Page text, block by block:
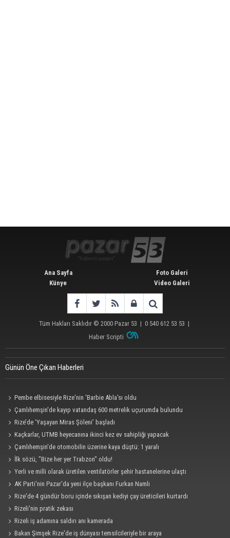
Ana Sayfa
Künye
Foto Galeri
Video Galeri
Tüm Hakları Saklıdır © 2000 Pazar 53 | 0 540 612 53 53 |
Haber Scripti
Günün Öne Çıkan Haberleri
Pembe elbisesiyle Rize'nin 'Barbie Abla'sı oldu
Çamlıhemşin'de kayıp vatandaş 600 metrelik uçurumda bulundu
Rize’de ‘Yaşayan Miras Şöleni’ başladı
Kaçkarlar, UTMB heyecanına ikinci kez ev sahipliği yapacak
Çamlıhemşin'de otomobilin üzerine kaya düştü: 1 yaralı
İlk sözü, "Bize her yer Trabzon" oldu!
Yerli ve milli olarak üretilen ventilatörler şehir hastanelerine ulaştı
AK Parti'nin Pazar'da yeni ilçe başkanı Furkan Namlı
Rize'de 4 gündür boru içinde sıkışan kediyi çay üreticileri kurtardı
Rizeli'nin pratik zekası
Rizeli iş adamına saldırı anı kamerada
Bakan Şimşek Rize'de iş dünyası temsilcileriyle bir araya